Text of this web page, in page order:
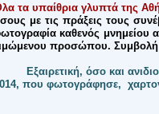
τα υπαίθρια γλυπτά της
με τις πράξεις τους
καθενός μνημείου
προσώπου.
Εξαιρετική, όσο και
που φωτογράφησε,